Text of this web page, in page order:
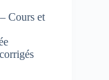
Cours et